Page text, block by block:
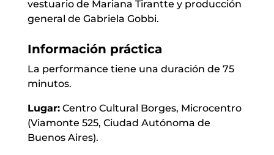
vestuario de Mariana Tirantte y producción
general de Gabriela Gobbi.
Información práctica
La performance tiene una duración de 75
minutos.
Lugar:Centro Cultural Borges, Microcentro
(Viamonte 525, Ciudad Autónoma de
Buenos Aires).